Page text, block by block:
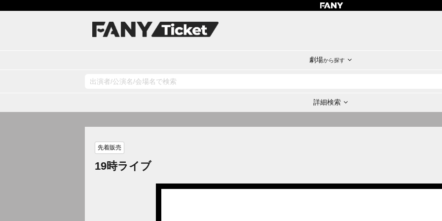
劇場から探す
詳細検索
先着販売
19時ライブ